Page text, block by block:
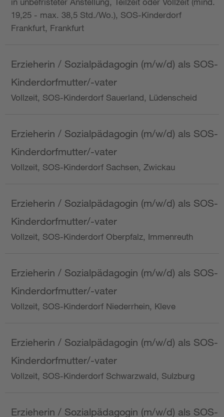
19,25 - max. 38,5 Std./Wo.), SOS-Kinderdorf
Frankfurt, Frankfurt
Erzieherin / Sozialpädagogin (m/w/d) als SOS-
Kinderdorfmutter/-vater
Vollzeit, SOS-Kinderdorf Sauerland, Lüdenscheid
Erzieherin / Sozialpädagogin (m/w/d) als SOS-
Kinderdorfmutter/-vater
Vollzeit, SOS-Kinderdorf Sachsen, Zwickau
Erzieherin / Sozialpädagogin (m/w/d) als SOS-
Kinderdorfmutter/-vater
Vollzeit, SOS-Kinderdorf Oberpfalz, Immenreuth
Erzieherin / Sozialpädagogin (m/w/d) als SOS-
Kinderdorfmutter/-vater
Vollzeit, SOS-Kinderdorf Niederrhein, Kleve
Erzieherin / Sozialpädagogin (m/w/d) als SOS-
Kinderdorfmutter/-vater
Vollzeit, SOS-Kinderdorf Schwarzwald, Sulzburg
Erzieherin / Sozialpädagogin (m/w/d) als SOS-